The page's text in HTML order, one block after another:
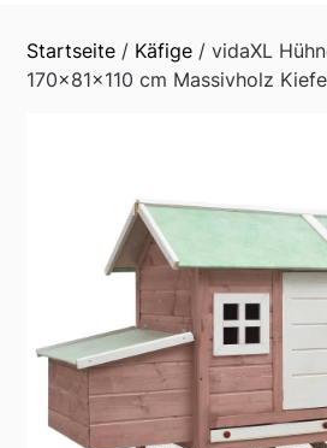
Startseite / Käfige / vidaXL
170x81x110 cm Massivholz